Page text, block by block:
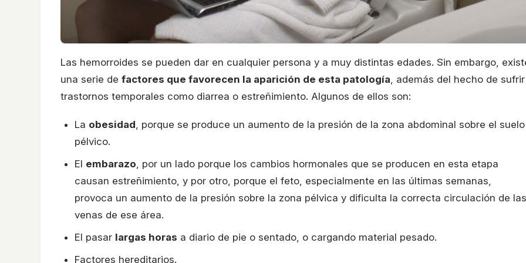
Las hemorroides se pueden dar en cualquier persona y a muy distintas edades. Sin embargo,
una serie de factores que favorecen la aparición de esta patología , además del hecho de sufrir
trastornos temporales como diarrea o estreñimiento. Algunos de ellos son:
La obesidad , porque se produce un aumento de la presión de la zona abdominal sobre el suelo
pélvico.
El embarazo , por un lado porque los cambios hormonales que se producen en esta etapa
causan estreñimiento, y por otro, porque el feto, especialmente en las últimas semanas,
provoca un aumento de la presión sobre la zona pélvica y dificulta la correcta circulación de las
venas de ese área.
El pasar largas horas a diario de pie o sentado, o cargando material pesado.
Factores hereditarios.